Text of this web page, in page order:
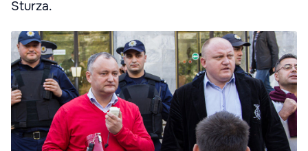
Sturza.